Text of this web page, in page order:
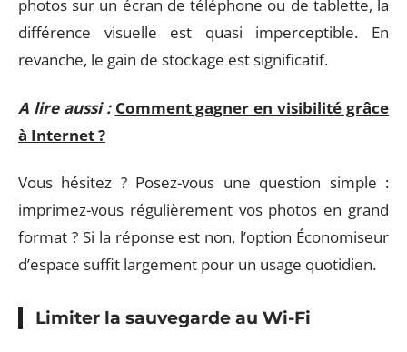
photos sur un écran de téléphone ou de tablette, la
différence visuelle est quasi imperceptible. En
revanche, le gain de stockage est significatif.
A lire aussi : Comment gagner en visibilité grâce
à Internet ?
Vous hésitez ? Posez-vous une question simple :
imprimez-vous régulièrement vos photos en grand
format ? Si la réponse est non, l’option Économiseur
d’espace suffit largement pour un usage quotidien.
Limiter la sauvegarde au Wi-Fi